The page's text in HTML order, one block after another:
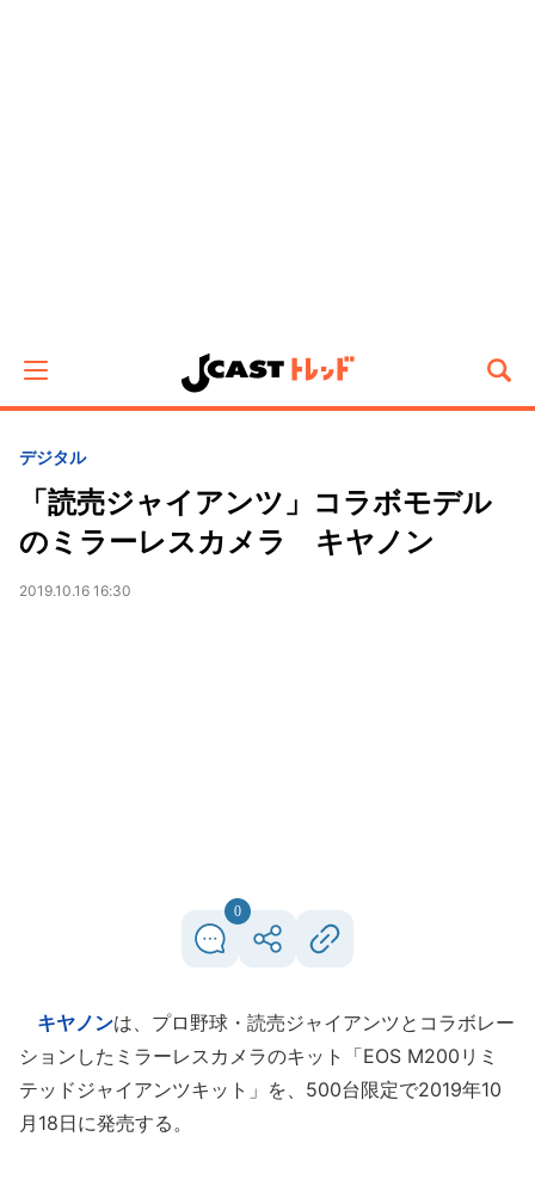
デジタル
「読売ジャイアンツ」コラボモデル
のミラーレスカメラ キヤノン
2019.10.16 16:30
0
キヤノンは、プロ野球・読売ジャイアンツとコラボレー
ションしたミラーレスカメラのキット「EOS M200リミ
テッドジャイアンツキット」を、500台限定で2019年10
月18日に発売する。